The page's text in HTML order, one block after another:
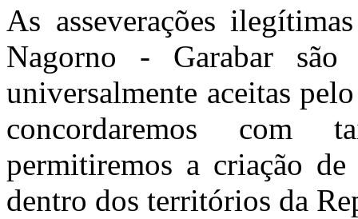
As asseverações
Nagorno - Garabar são
universalmente aceitas
concordaremos com
permitiremos a criação
dentro dos territórios da